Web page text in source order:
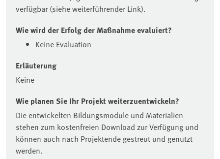
verfügbar (siehe weiterführender Link).
Wie wird der Erfolg der Maßnahme evaluiert?
Keine Evaluation
Erläuterung
Keine
Wie planen Sie Ihr Projekt weiterzuentwickeln?
Die entwickelten Bildungsmodule und Materialien
stehen zum kostenfreien Download zur Verfügung und
können auch nach Projektende gestreut und genutzt
werden.